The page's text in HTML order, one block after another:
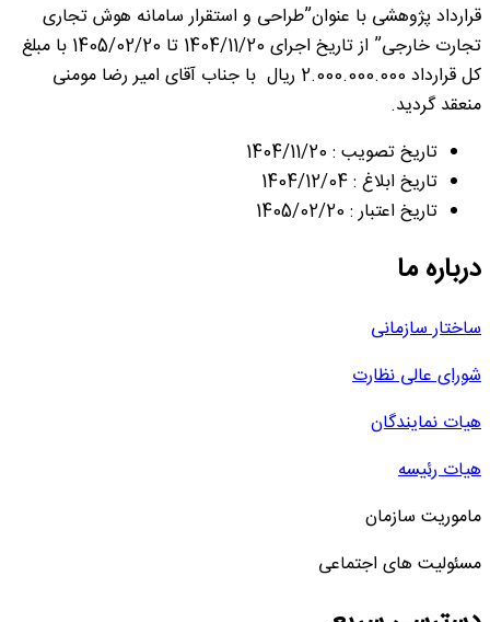
قرارداد پژوهشی با عنوان”طراحی و استقرار سامانه هوش تجاری
تجارت خارجی” از تاریخ اجرای 1404/11/20 تا 1405/02/20 با مبلغ
کل قرارداد 2.000.000.000 ریال با جناب آقای امیر رضا مومنی
منعقد گردید.
تاریخ تصویب : 1404/11/20
تاریخ ابلاغ : 1404/12/04
تاریخ اعتبار : 1405/02/20
درباره ما
ساختار سازمانی
شورای عالی نظارت
هیات نمایندگان
هیات رئیسه
ماموریت سازمان
مسئولیت های اجتماعی